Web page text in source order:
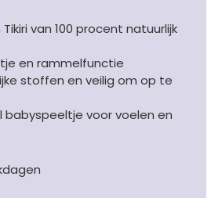
van 100 procent natuurlijk
en rammelfunctie
stoffen en veilig om op te
babyspeeltje voor voelen en